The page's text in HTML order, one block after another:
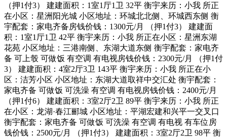
（押1付3） 建建面积：1室1厅1卫 32平 衡宇来历：小我 所正
在小区：星洲阳光城 小区地址：环城北北侧、环城西东侧 衡
宇配套：家电齐备房钱价钱：1300元/月 （押1付3） 建建面
积：1室1厅1卫 42平 衡宇来历：小我 所正在小区：星洲东湖
花苑 小区地址：三港南侧、东湖大道东侧 衡宇配套：家电齐
备 可上彀 可做饭 有空调 有电视房钱价钱：2300元/月 （押1付
3） 建建面积：4室2厅3卫 143平 衡宇来历：小我 所正在小
区：洁芳小区 小区地址：东湖大道取祥中交汇处 衡宇配套：
家电齐备 可做饭 可洗澡 有空调 有电视房钱价钱：2400元/月
（押1付6） 建建面积：3室2厅2卫 89平 衡宇来历：小我 所正
在小区：龙湖·春江郦城 小区地址：平湖宏建和兴平一交叉口
衡宇配套：家电齐备 可做饭 可洗澡 有空调 有电视 有车位房
钱价钱：2500元/月 （押1付3） 建建面积：3室2厅2卫 98平 衡